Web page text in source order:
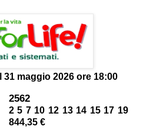
31 maggio 2026 ore 18:00
2562
2 5 7 10 12 13 14 15 17 19
844,35 €